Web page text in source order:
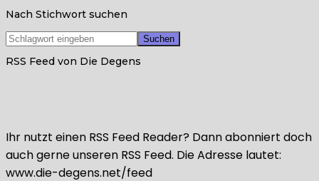
Nach Stichwort suchen
RSS Feed von Die Degens
Ihr nutzt einen RSS Feed Reader? Dann abonniert doch
auch gerne unseren RSS Feed. Die Adresse lautet:
www.die-degens.net/feed